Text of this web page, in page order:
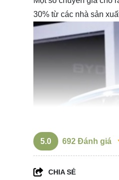
30% từ các nhà sản
5.0 692 Đánh giá
CHIA SẺ